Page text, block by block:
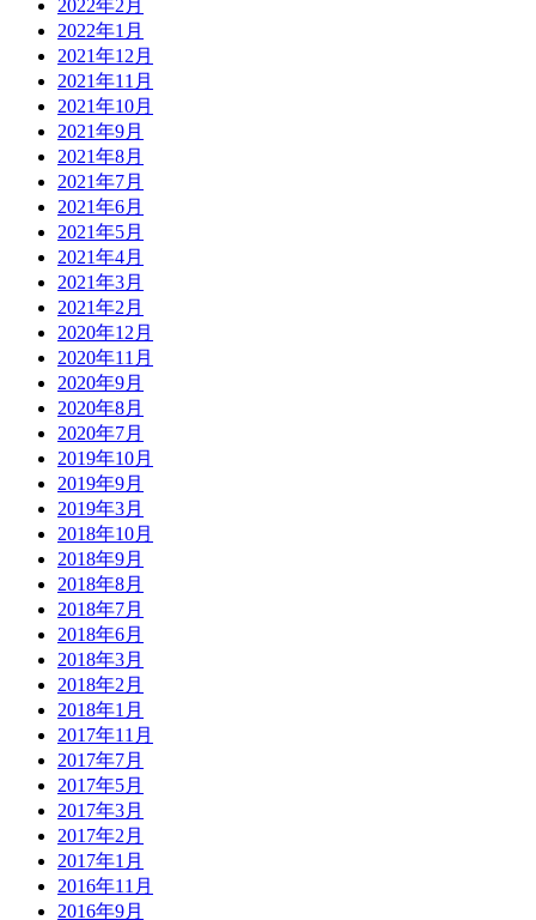
2022年2月
2022年1月
2021年12月
2021年11月
2021年10月
2021年9月
2021年8月
2021年7月
2021年6月
2021年5月
2021年4月
2021年3月
2021年2月
2020年12月
2020年11月
2020年9月
2020年8月
2020年7月
2019年10月
2019年9月
2019年3月
2018年10月
2018年9月
2018年8月
2018年7月
2018年6月
2018年3月
2018年2月
2018年1月
2017年11月
2017年7月
2017年5月
2017年3月
2017年2月
2017年1月
2016年11月
2016年9月